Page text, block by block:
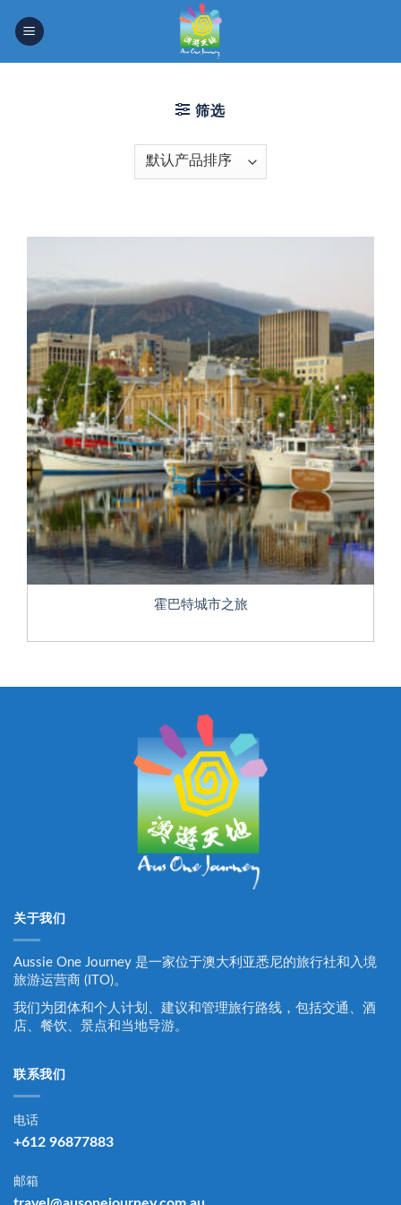
筛选
南澳大利亚州
塔斯马尼亚州
新南威尔士州
昆士兰州
维多利亚州
西澳大利亚州
首领地
霍巴特城市之旅
关于我们
Aussie One Journey 是一家位于澳大利亚悉尼的旅行社和入境
旅游运营商 (ITO)。
我们为团体和个人计划、建议和管理旅行路线，包括交通、酒
店、餐饮、景点和当地导游。
联系我们
电话
+612 96877883
邮箱